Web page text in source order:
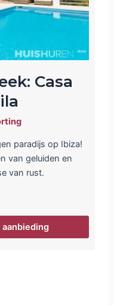
Casa
paradijs op Ibiza!
van geluiden en
van rust.